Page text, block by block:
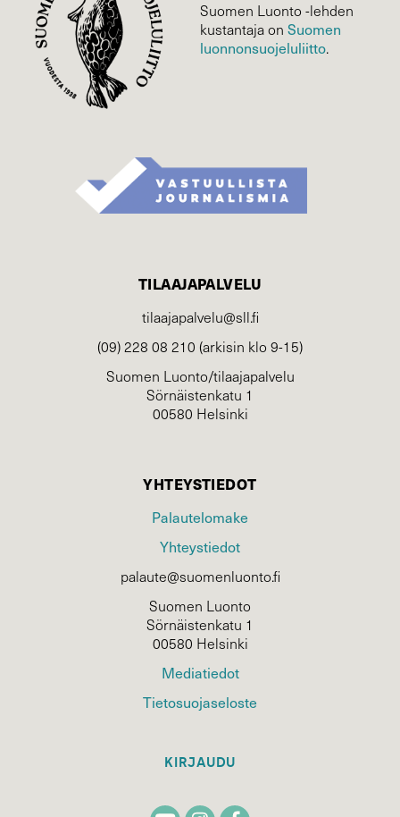
Suomen Luonto -lehden
kustantaja on Suomen
luonnonsuojelu­liitto.
TILAAJAPALVELU
tilaajapalvelu@sll.fi
(09) 228 08 210 (arkisin klo 9-15)
Suomen Luonto/tilaajapalvelu
Sörnäistenkatu 1
00580 Helsinki
YHTEYSTIEDOT
Palautelomake
Yhteystiedot
palaute@suomenluonto.fi
Suomen Luonto
Sörnäistenkatu 1
00580 Helsinki
Mediatiedot
Tietosuojaseloste
KIRJAUDU